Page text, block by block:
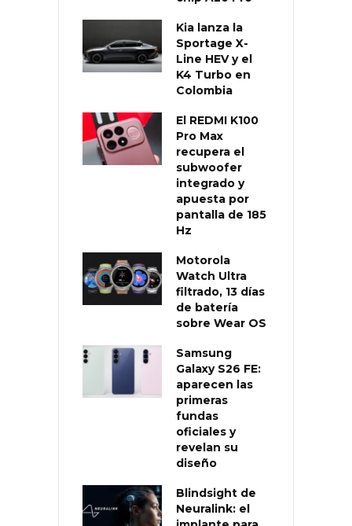
Kia lanza la
Sportage X-
Line HEV y el
K4 Turbo en
Colombia
El REDMI K100
Pro Max
recupera el
subwoofer
integrado y
apuesta por
pantalla de 185
Hz
Motorola
Watch Ultra
filtrado, 13 días
de batería
sobre Wear OS
Samsung
Galaxy S26 FE:
aparecen las
primeras
fundas
oficiales y
revelan su
diseño
Blindsight de
Neuralink: el